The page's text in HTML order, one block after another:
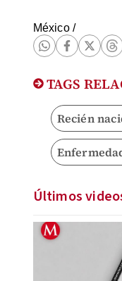
México/
TAGS
Recién
Últimos